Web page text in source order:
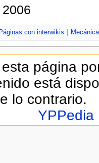
Páginas con interwikis
página
está
lo contrario.
YPPedia